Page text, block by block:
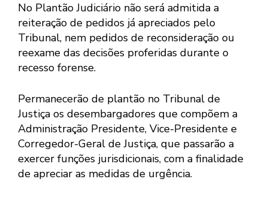
No Plantão Judiciário não será admitida a
reiteração de pedidos já apreciados pelo
Tribunal, nem pedidos de reconsideração ou
reexame das decisões proferidas durante o
recesso forense.
Permanecerão de plantão no Tribunal de
Justiça os desembargadores que compõem a
Administração Presidente, Vice-Presidente e
Corregedor-Geral de Justiça, que passarão a
exercer funções jurisdicionais, com a finalidade
de apreciar as medidas de urgência.